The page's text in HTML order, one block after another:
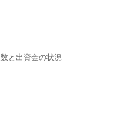
と出資金の状況